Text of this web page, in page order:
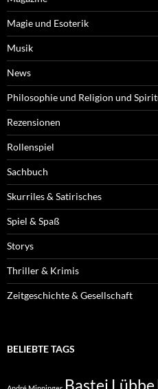
Magie und Esoterik
Musik
News
Philosophie und Religion und
Rezensionen
Rollenspiel
Sachbuch
Skurriles & Satirisches
Spiel & Spaß
Storys
Thriller & Krimis
Zeitgeschichte & Gesellschaft
BELIEBTE TAGS
Bastei Lübbe